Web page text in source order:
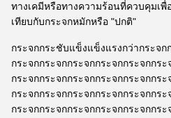
ทางเคมีหรือทางความร้อนที่ควบคุมเพื่
เทียบกับกระจกหมักหรือ "ปกติ"
กระจกกระชับแข็งแข็งแรงกว่ากระจก
กระจกกระจกกระจกกระจกกระจกกร
กระจกกระจกกระจกกระจกกระจกกร
กระจกกระจกกระจกกระจกกระจกกร
กระจกกระจกกระจกกระจกกระจกกร